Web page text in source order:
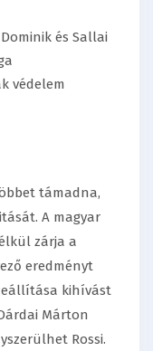
és Sallai
védelem
támadna,
A magyar
zárja a
eredményt
kihívást
Márton
Rossi.